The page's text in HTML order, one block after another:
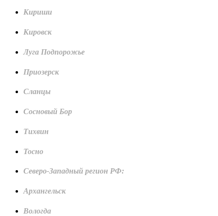
Кириши
Кировск
Луга Подпорожье
Приозерск
Сланцы
Сосновый Бор
Тихвин
Тосно
Северо-Западный регион РФ:
Архангельск
Вологда